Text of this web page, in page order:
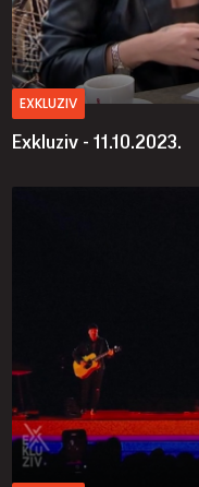
EXKLUZIV
Exkluziv - 11.10.2023.